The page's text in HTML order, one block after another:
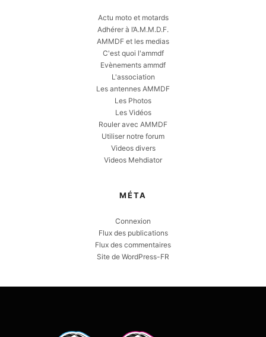
Actu moto et motards
Adhérer à l’A.M.M.D.F.
AMMDF et les medias
C'est quoi l'ammdf
Evènements ammdf
L'association
Les antennes AMMDF
Les Photos
Les Vidéos
Rouler avec AMMDF
Utiliser notre forum
Videos divers
Videos Mehdiator
MÉTA
Connexion
Flux des publications
Flux des commentaires
Site de WordPress-FR